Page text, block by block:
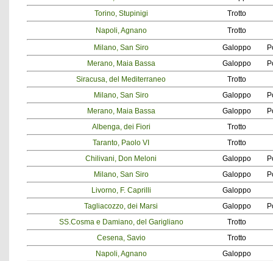
Torino, Stupinigi
Trotto
Napoli, Agnano
Trotto
Milano, San Siro
Galoppo
Merano, Maia Bassa
Galoppo
Siracusa, del Mediterraneo
Trotto
Milano, San Siro
Galoppo
Merano, Maia Bassa
Galoppo
Albenga, dei Fiori
Trotto
Taranto, Paolo VI
Trotto
Chilivani, Don Meloni
Galoppo
Milano, San Siro
Galoppo
Livorno, F. Caprilli
Galoppo
Tagliacozzo, dei Marsi
Galoppo
SS.Cosma e Damiano, del Garigliano
Trotto
Cesena, Savio
Trotto
Napoli, Agnano
Galoppo